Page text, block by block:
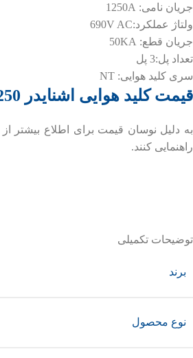
جریان نامی: 1250A
ولتاژ عملکرد:690V AC
جریان قطع: 50KA
تعداد پل:3 پل
سری کلید هوایی: NT
قیمت کلید هوایی اشنایدر 1250 آمپر
به دلیل نوسان قیمت برای اطلاع
راهنمایی کنند.
توضیحات تکمیلی
برند
نوع محصول